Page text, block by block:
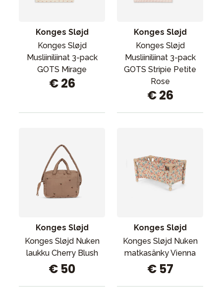
Konges Sløjd
Konges Sløjd
Musliiniliinat 3-pack
GOTS Mirage
€ 26
Konges Sløjd
Konges Sløjd
Musliiniliinat 3-pack
GOTS Stripie Petite
Rose
€ 26
Konges Sløjd
Konges Sløjd Nuken
laukku Cherry Blush
€ 50
Konges Sløjd
Konges Sløjd Nuken
matkasänky Vienna
€ 57